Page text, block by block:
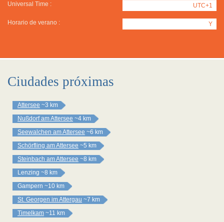
Universal Time : UTC+1
Horario de verano : Y
Ciudades próximas
Attersee ~3 km
Nußdorf am Attersee ~4 km
Seewalchen am Attersee ~6 km
Schörfling am Attersee ~5 km
Steinbach am Attersee ~8 km
Lenzing ~8 km
Gampern ~10 km
St. Georgen im Attergau ~7 km
Timelkam ~11 km